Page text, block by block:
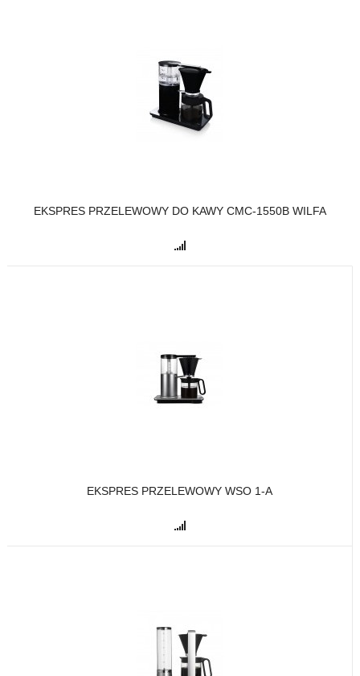
EKSPRES PRZELEWOWY DO KAWY CMC-1550B WILFA
EKSPRES PRZELEWOWY WSO 1-A